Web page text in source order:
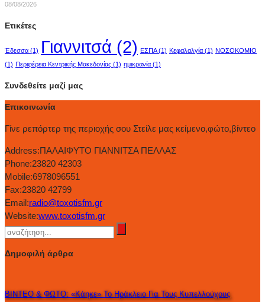
08/08/2026
Ετικέτες
Έδεσσα (1) Γιαννιτσά (2) ΕΣΠΑ(1) Κεφαλαλγία (1) ΝΟΣΟΚΟΜΙΟ
(1) Περιφέρεια Κεντρικής Μακεδονίας (1) ημικρανία (1)
Συνδεθείτε μαζί μας
Επικοινωνία
Γίνε ρεπόρτερ της περιοχής σου Στείλε μας κείμενο,φώτο,βίντεο
Address:ΠΑΛΑΙΦΥΤΟ ΓΙΑΝΝΙΤΣΑ ΠΕΛΛΑΣ
Phone:23820 42303
Mobile:6978096551
Fax:23820 42799
Email:radio@toxotisfm.gr
Website:www.toxotisfm.gr
Δημοφιλή άρθρα
ΒΙΝΤΕΟ & ΦΩΤΟ: «Κάηκε» Το Ηράκλειο Για Τους Κυπελλούχους